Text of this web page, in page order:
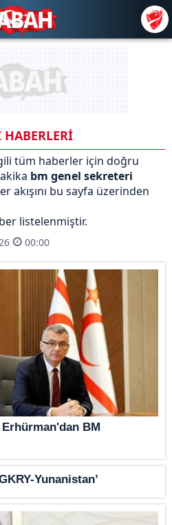
HABERLERİ
tüm haberler için doğru
bm genel sekreteri
akışını bu sayfa üzerinden
listelenmiştir.
00:00
BM
Yunanistan’